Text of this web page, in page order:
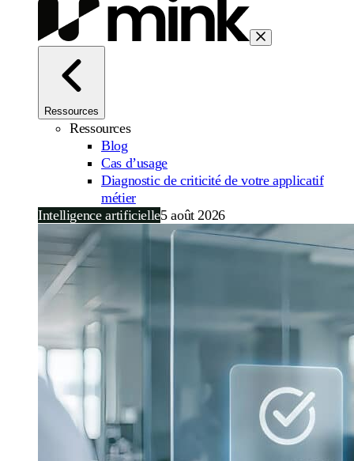
Ressources
Ressources
Blog
Cas d’usage
Diagnostic de criticité de votre applicatif
métier
Intelligence artificielle5 août 2026